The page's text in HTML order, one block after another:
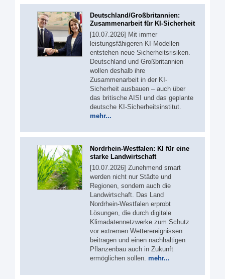
Deutschland/Großbritannien:
Zusammenarbeit für KI-Sicherheit
[10.07.2026] Mit immer
leistungsfähigeren KI-Modellen
entstehen neue Sicherheitsrisiken.
Deutschland und Großbritannien
wollen deshalb ihre
Zusammenarbeit in der KI-
Sicherheit ausbauen – auch über
das britische AISI und das geplante
deutsche KI-Sicherheitsinstitut.
mehr...
Nordrhein-Westfalen: KI für eine
starke Landwirtschaft
[10.07.2026] Zunehmend smart
werden nicht nur Städte und
Regionen, sondern auch die
Landwirtschaft. Das Land
Nordrhein-Westfalen erprobt
Lösungen, die durch digitale
Klimadatennetzwerke zum Schutz
vor extremen Wetterereignissen
beitragen und einen nachhaltigen
Pflanzenbau auch in Zukunft
ermöglichen sollen. mehr...